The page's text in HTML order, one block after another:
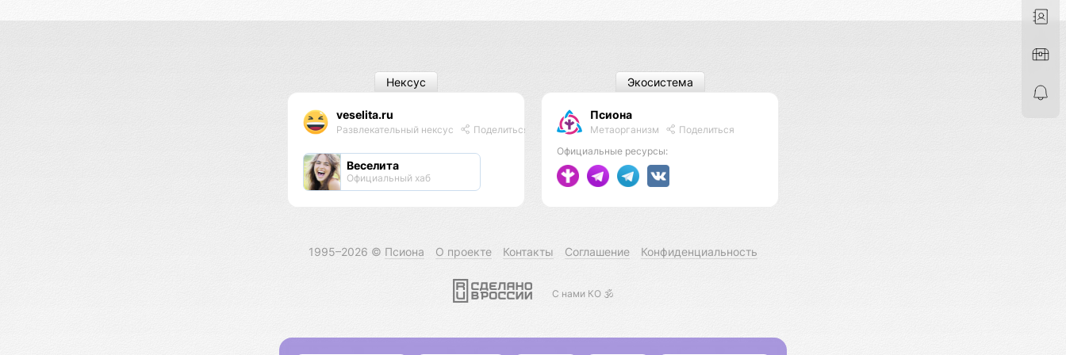
veselita.ru
Развлекательный нексус Поделиться
Веселита
Официальный хаб
Нексус
Псиона
Метаорганизм
Поделиться
Официальные ресурсы:
Экосистема
1995–2026 © Псиона О проекте Контакты Соглашение Конфиденциальность
С нами КО 🕉️